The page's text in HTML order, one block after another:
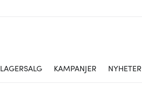
LAGERSALG KAMPANJER NYHETER